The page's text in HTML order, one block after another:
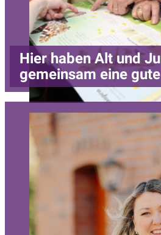
Hier haben Alt und
gemeinsam eine